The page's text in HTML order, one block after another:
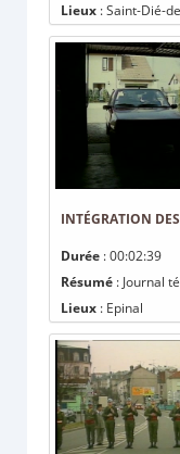
Lieux : Saint-Dié-
INTÉGRATION
Durée : 00:02:39
Résumé : Journal
Lieux : Epinal